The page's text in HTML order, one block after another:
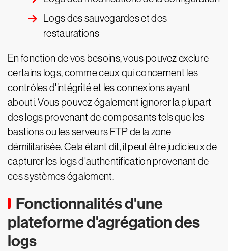
Logs des sauvegardes et des
restaurations
En fonction de vos besoins, vous pouvez exclure
certains logs, comme ceux qui concernent les
contrôles d'intégrité et les connexions ayant
abouti. Vous pouvez également ignorer la plupart
des logs provenant de composants tels que les
bastions ou les serveurs FTP de la zone
démilitarisée. Cela étant dit, il peut être judicieux de
capturer les logs d'authentification provenant de
ces systèmes également.
Fonctionnalités d'une
plateforme d'agrégation des
logs